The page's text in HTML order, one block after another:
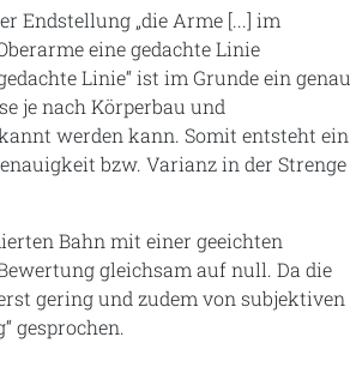
Endstellung „die Arme [...] im
eine gedachte Linie
Linie“ ist im Grunde ein genau
je nach Körperbau und
werden kann. Somit entsteht ein
bzw. Varianz in der Strenge
Bahn mit einer geeichten
gleichsam auf null. Da die
gering und zudem von subjektiven
gesprochen.